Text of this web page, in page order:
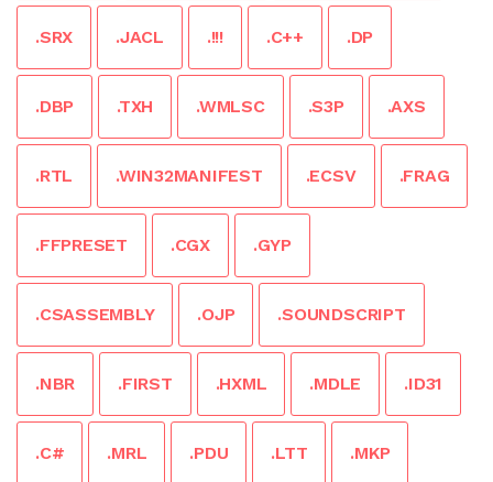
.SRX .JACL .!!! .C++ .DP
.DBP .TXH .WMLSC .S3P .AXS
.RTL .WIN32MANIFEST .ECSV .FRAG
.FFPRESET .CGX .GYP
.CSASSEMBLY .OJP .SOUNDSCRIPT
.NBR .FIRST .HXML .MDLE .ID31
.C# .MRL .PDU .LTT .MKP